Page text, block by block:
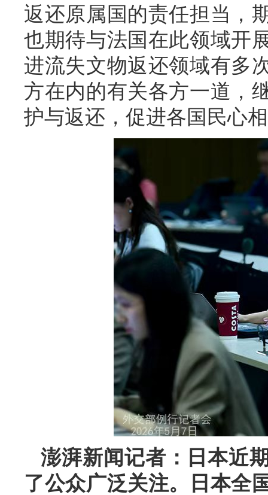
返还原属国的责任担当，
也期待与法国在此领域开
进流失文物返还领域有多
方在内的有关各方一道，
护与返还，促进各国民心
澎湃新闻记者：日本近
了公众广泛关注。日本全